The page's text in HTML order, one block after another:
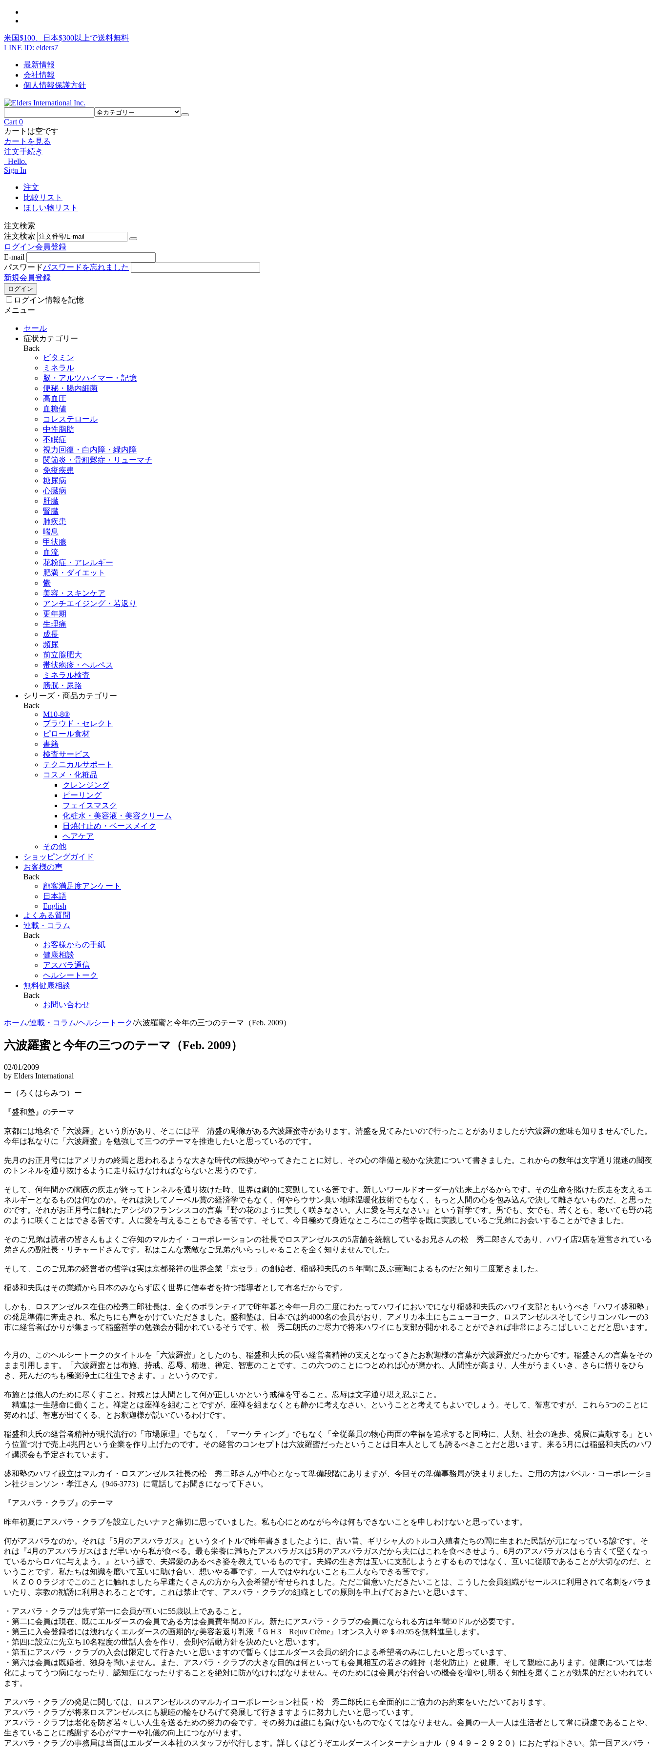
米国$100、日本$300以上で送料無料
LINE ID: elders7
最新情報
会社情報
個人情報保護方針
Cart 0
カートは空です
カートを見る
注文手続き
Hello.
Sign In
注文
比較リスト
ほしい物リスト
注文検索
注文検索
ログイン会員登録
E-mail
パスワードパスワードを忘れました
新規会員登録
ログイン
ログイン情報を記憶
メニュー
セール
症状カテゴリー
Back
ビタミン
ミネラル
脳・アルツハイマー・記憶
便秘・腸内細菌
高血圧
血糖値
コレステロール
中性脂肪
不眠症
視力回復・白内障・緑内障
関節炎・骨粗鬆症・リューマチ
免疫疾患
糖尿病
心臓病
肝臓
腎臓
肺疾患
喘息
甲状腺
血流
花粉症・アレルギー
肥満・ダイエット
鬱
美容・スキンケア
アンチエイジング・若返り
更年期
生理痛
成長
頻尿
前立腺肥大
帯状疱疹・ヘルペス
ミネラル検査
膀胱・尿路
シリーズ・商品カテゴリー
Back
M10-8®
プラウド・セレクト
ピロール食材
書籍
検査サービス
テクニカルサポート
コスメ・化粧品
クレンジング
ピーリング
フェイスマスク
化粧水・美容液・美容クリーム
日焼け止め・ベースメイク
ヘアケア
その他
ショッピングガイド
お客様の声
Back
顧客満足度アンケート
日本語
English
よくある質問
連載・コラム
Back
お客様からの手紙
健康相談
アスパラ通信
ヘルシートーク
無料健康相談
Back
お問い合わせ
ホーム/連載・コラム/ヘルシートーク/六波羅蜜と今年の三つのテーマ（Feb. 2009）
六波羅蜜と今年の三つのテーマ（Feb. 2009）
02/01/2009
by Elders International
ー（ろくはらみつ）ー
『盛和塾』のテーマ
京都には地名で「六波羅」という所があり、そこには平 清盛の彫像がある六波羅蜜寺があります。清盛を見てみたいので行ったことがありましたが六波羅の意味も知りませんでした。
今年は私なりに「六波羅蜜」を勉強して三つのテーマを推進したいと思っているのです。
先月のお正月号にはアメリカの終焉と思われるような大きな時代の転換がやってきたことに対し、その心の準備と秘かな決意について書きました。これからの数年は文字通り混迷の闇夜
のトンネルを通り抜けるように走り続けなければならないと思うのです。
そして、何年間かの闇夜の疾走が終ってトンネルを通り抜けた時、世界は劇的に変動している筈です。新しいワールドオーダーが出来上がるからです。その生命を賭けた疾走を支えるエ
ネルギーとなるものは何なのか。それは決してノーベル賞の経済学でもなく、何やらウサン臭い地球温暖化技術でもなく、もっと人間の心を包み込んで決して離さないものだ、と思った
のです。それがお正月号に触れたアシジのフランシスコの言葉『野の花のように美しく咲きなさい。人に愛を与えなさい』という哲学です。男でも、女でも、若くとも、老いても野の花
のように咲くことはできる筈です。人に愛を与えることもできる筈です。そして、今日極めて身近なところにこの哲学を既に実践しているご兄弟にお会いすることができました。
そのご兄弟は読者の皆さんもよくご存知のマルカイ・コーポレーションの社長でロスアンゼルスの5店舗を統轄しているお兄さんの松 秀二郎さんであり、ハワイ店2店を運営されている
弟さんの副社長・リチャードさんです。私はこんな素敵なご兄弟がいらっしゃることを全く知りませんでした。
そして、このご兄弟の経営者の哲学は実は京都発祥の世界企業「京セラ」の創始者、稲盛和夫氏の５年間に及ぶ薫陶によるものだと知り二度驚きました。
稲盛和夫氏はその業績から日本のみならず広く世界に信奉者を持つ指導者として有名だからです。
しかも、ロスアンゼルス在住の松秀二郎社長は、全くのボランティアで昨年暮と今年一月の二度にわたってハワイにおいでになり稲盛和夫氏のハワイ支部ともいうべき「ハワイ盛和塾」
の発足準備に奔走され、私たちにも声をかけていただきました。盛和塾は、日本では約4000名の会員がおり、アメリカ本土にもニューヨーク、ロスアンゼルスそしてシリコンバレーの3
市に経営者ばかりが集まって稲盛哲学の勉強会が開かれているそうです。松 秀二朗氏のご尽力で将来ハワイにも支部が開かれることができれば非常によろこばしいことだと思います。
今月の、このヘルシートークのタイトルを「六波羅蜜」としたのも、稲盛和夫氏の長い経営者精神の支えとなってきたお釈迦様の言葉が六波羅蜜だったからです。稲盛さんの言葉をその
まま引用します。「六波羅蜜とは布施、持戒、忍辱、精進、禅定、智恵のことです。この六つのことにつとめれば心が磨かれ、人間性が高まり、人生がうまくいき、さらに悟りをひら
き、死んだのちも極楽浄土に往生できます。」というのです。
布施とは他人のために尽くすこと。持戒とは人間として何が正しいかという戒律を守ること。忍辱は文字通り堪え忍ぶこと。
精進は一生懸命に働くこと。禅定とは座禅を組むことですが、座禅を組まなくとも静かに考えなさい、ということと考えてもよいでしょう。そして、智恵ですが、これら5つのことに
努めれば、智恵が出てくる、とお釈迦様が説いているわけです。
稲盛和夫氏の経営者精神が現代流行の「市場原理」でもなく、「マーケティング」でもなく「全従業員の物心両面の幸福を追求すると同時に、人類、社会の進歩、発展に責献する」とい
う位置づけで売上4兆円という企業を作り上げたのです。その経営のコンセプトは六波羅蜜だったということは日本人としても誇るべきことだと思います。来る5月には稲盛和夫氏のハワ
イ講演会も予定されています。
盛和塾のハワイ設立はマルカイ・ロスアンゼルス社長の松 秀二郎さんが中心となって準備段階にありますが、今回その準備事務局が決まりました。ご用の方はバベル・コーポレーショ
ン社ジョンソン・孝江さん（946-3773）に電話してお聞きになって下さい。
『アスパラ・クラブ』のテーマ
昨年初夏にアスパラ・クラブを設立したいナァと痛切に思っていました。私も心にとめながら今は何もできないことを申しわけないと思っています。
何がアスパラなのか。それは『5月のアスパラガス』というタイトルで昨年書きましたように、古い昔、ギリシャ人のトルコ入殖者たちの間に生まれた民話が元になっている諺です。そ
れは『4月のアスパラガスはまだ早いから私が食べる。最も栄養に満ちたアスパラガスは5月のアスパラガスだから夫にはこれを食べさせよう。6月のアスパラガスはもう古くて堅くなっ
ているからロバに与えよう。』という諺で、夫婦愛のあるべき姿を教えているものです。夫婦の生き方は互いに支配しようとするものではなく、互いに従順であることが大切なのだ、と
いうことです。私たちは知識を磨いて互いに助け合い、想いやる事です。一人ではやれないことも二人ならできる筈です。
ＫＺＯＯラジオでこのことに触れましたら早速たくさんの方から入会希望が寄せられました。ただご留意いただきたいことは、こうした会員組織がセールスに利用されて名刺をバラま
いたり、宗教の勧誘に利用されることです。これは禁止です。アスパラ・クラブの組織としての原則を申上げておきたいと思います。
・アスパラ・クラブは先ず第一に会員が互いに55歳以上であること。
・第二に会員は現在、既にエルダースの会員である方は会員費年間20ドル。新たにアスパラ・クラブの会員になられる方は年間50ドルが必要です。
・第三に入会登録者には洩れなくエルダースの画期的な美容若返り乳液『ＧＨ3 Rejuv Crème』1オンス入り＠＄49.95を無料進呈します。
・第四に設立に先立ち10名程度の世話人会を作り、会則や活動方針を決めたいと思います。
・第五にアスパラ・クラブの入会は限定して行きたいと思いますので暫らくはエルダース会員の紹介による希望者のみにしたいと思っています。
・第六は会員は既婚者、独身を問いません。また、アスパラ・クラブの大きな目的は何といっても会員相互の若さの維持（老化防止）と健康、そして親睦にあります。健康については老
化によってうつ病になったり、認知症になったりすることを絶対に防がなければなりません。そのためには会員がお付合いの機会を増やし明るく知性を磨くことが効果的だといわれてい
ます。
アスパラ・クラブの発足に関しては、ロスアンゼルスのマルカイコーポレーション社長・松 秀二郎氏にも全面的にご協力のお約束をいただいております。
アスパラ・クラブが将来ロスアンゼルスにも親睦の輪をひろげて発展して行きますように努力したいと思っています。
アスパラ・クラブは老化を防ぎ若々しい人生を送るための努力の会です。その努力は誰にも負けないものでなくてはなりません。会員の一人一人は生活者として常に謙虚であることや、
生きていることに感謝する心がマナーや礼儀の向上につながります。
アスパラ・クラブの事務局は当面はエルダース本社のスタッフが代行します。詳しくはどうぞエルダースインターナショナル（９４９－２９２０）におたずね下さい。第一回アスパラ・